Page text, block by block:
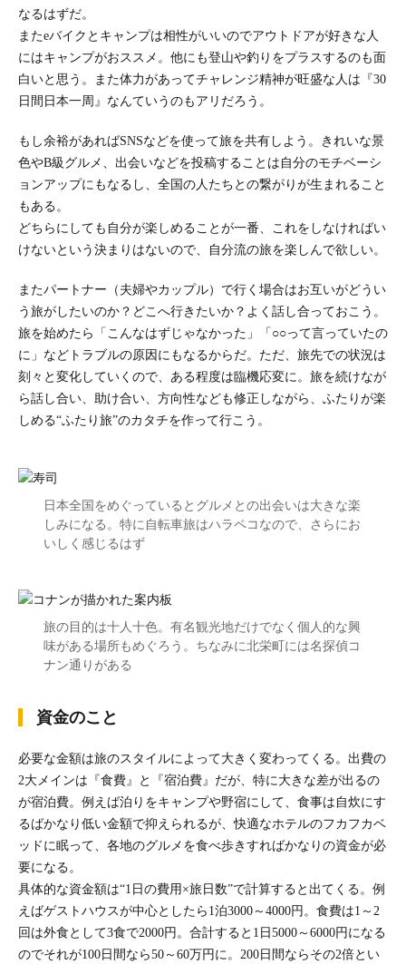
なるはずだ。
またeバイクとキャンプは相性がいいのでアウトドアが好きな人
にはキャンプがおススメ。他にも登山や釣りをプラスするのも面
白いと思う。また体力があってチャレンジ精神が旺盛な人は『30
日間日本一周』なんていうのもアリだろう。
もし余裕があればSNSなどを使って旅を共有しよう。きれいな景
色やB級グルメ、出会いなどを投稿することは自分のモチベーシ
ョンアップにもなるし、全国の人たちとの繋がりが生まれること
もある。
どちらにしても自分が楽しめることが一番、これをしなければい
けないという決まりはないので、自分流の旅を楽しんで欲しい。
またパートナー（夫婦やカップル）で行く場合はお互いがどうい
う旅がしたいのか？どこへ行きたいか？よく話し合っておこう。
旅を始めたら「こんなはずじゃなかった」「○○って言っていたの
に」などトラブルの原因にもなるからだ。ただ、旅先での状況は
刻々と変化していくので、ある程度は臨機応変に。旅を続けなが
ら話し合い、助け合い、方向性なども修正しながら、ふたりが楽
しめる“ふたり旅”のカタチを作って行こう。
日本全国をめぐっているとグルメとの出会いは大きな楽
しみになる。特に自転車旅はハラペコなので、さらにお
いしく感じるはず
旅の目的は十人十色。有名観光地だけでなく個人的な興
味がある場所もめぐろう。ちなみに北栄町には名探偵コ
ナン通りがある
資金のこと
必要な金額は旅のスタイルによって大きく変わってくる。出費の
2大メインは『食費』と『宿泊費』だが、特に大きな差が出るの
が宿泊費。例えば泊りをキャンプや野宿にして、食事は自炊にす
るばかなり低い金額で抑えられるが、快適なホテルのフカフカベ
ッドに眠って、各地のグルメを食べ歩きすればかなりの資金が必
要になる。
具体的な資金額は“1日の費用×旅日数”で計算すると出てくる。例
えばゲストハウスが中心としたら1泊3000～4000円。食費は1～2
回は外食として3食で2000円。合計すると1日5000～6000円になる
のでそれが100日間なら50～60万円に。200日間ならその2倍とい